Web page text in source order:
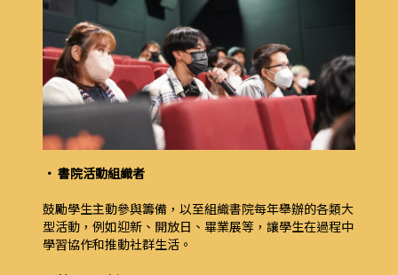
• 書院活動組織者
鼓勵學生主動參與籌備，以至組織書院每年舉辦的各類大
型活動，例如迎新、開放日、畢業展等，讓學生在過程中
學習協作和推動社群生活。